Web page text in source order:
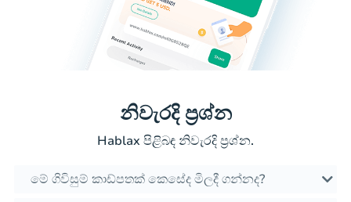
නිවැරදි ප්‍රශ්න
Hablax පිළිබඳ නිවැරදි ප්‍රශ්න.
මේ ගිවිසුම් කාඩ්පතක් කෙසේද මිලදී ගන්නද?